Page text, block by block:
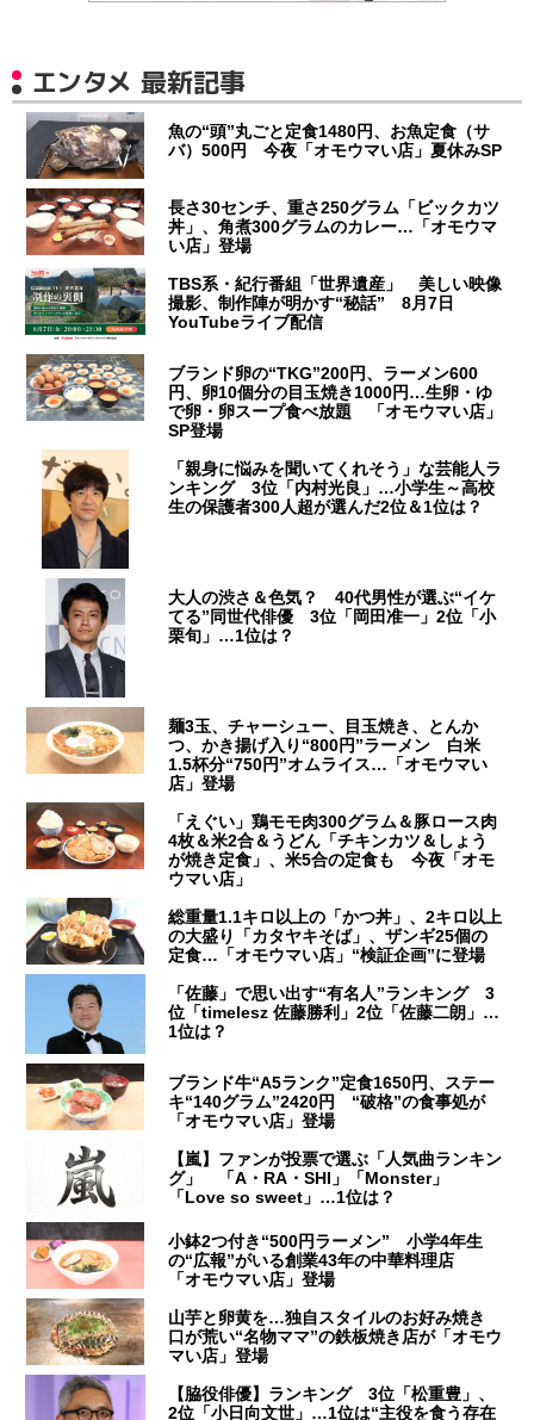
エンタメ 最新記事
魚の“頭”丸ごと定食1480円、お魚定食（サ
バ）500円 今夜「オモウマい店」夏休みSP
長さ30センチ、重さ250グラム「ビックカツ
丼」、角煮300グラムのカレー…「オモウマ
い店」登場
TBS系・紀行番組「世界遺産」 美しい映像
撮影、制作陣が明かす“秘話” 8月7日
YouTubeライブ配信
ブランド卵の“TKG”200円、ラーメン600
円、卵10個分の目玉焼き1000円…生卵・ゆ
で卵・卵スープ食べ放題 「オモウマい店」
SP登場
「親身に悩みを聞いてくれそう」な芸能人ラ
ンキング 3位「内村光良」…小学生～高校
生の保護者300人超が選んだ2位＆1位は？
大人の渋さ＆色気？ 40代男性が選ぶ“イケ
てる”同世代俳優 3位「岡田准一」2位「小
栗旬」…1位は？
麺3玉、チャーシュー、目玉焼き、とんか
つ、かき揚げ入り“800円”ラーメン 白米
1.5杯分“750円”オムライス…「オモウマい
店」登場
「えぐい」鶏モモ肉300グラム＆豚ロース肉
4枚＆米2合＆うどん「チキンカツ＆しょう
が焼き定食」、米5合の定食も 今夜「オモ
ウマい店」
総重量1.1キロ以上の「かつ丼」、2キロ以上
の大盛り「カタヤキそば」、ザンギ25個の
定食…「オモウマい店」“検証企画”に登場
「佐藤」で思い出す“有名人”ランキング 3
位「timelesz 佐藤勝利」2位「佐藤二朗」…
1位は？
ブランド牛“A5ランク”定食1650円、ステー
キ“140グラム”2420円 “破格”の食事処が
「オモウマい店」登場
【嵐】ファンが投票で選ぶ「人気曲ランキン
グ」 「A・RA・SHI」「Monster」
「Love so sweet」…1位は？
小鉢2つ付き“500円ラーメン” 小学4年生
の“広報”がいる創業43年の中華料理店
「オモウマい店」登場
山芋と卵黄を…独自スタイルのお好み焼き
口が荒い“名物ママ”の鉄板焼き店が「オモウ
マい店」登場
【脇役俳優】ランキング 3位「松重豊」、
2位「小日向文世」…1位は“主役を食う存在